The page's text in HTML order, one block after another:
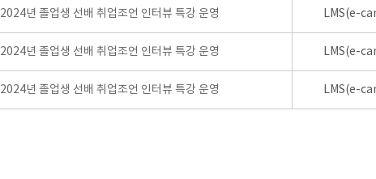
2024년 졸업생 선배 취업조언 인터뷰 특강 운영 LMS(e-
2024년 졸업생 선배 취업조언 인터뷰 특강 운영 LMS(e-
2024년 졸업생 선배 취업조언 인터뷰 특강 운영 LMS(e-